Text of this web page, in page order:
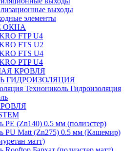
выходы
элементы
ОКНА
FTP U4
FTS U2
FTS U4
PTP U4
КРОВЛЯ
ГИДРОИЗОЛЯЦИЯ
Гидроизоляция
PE (Zn140) 0.5 мм (полиэстер)
PU Matt (Zn275) 0.5 мм (Кашемир)
матт)